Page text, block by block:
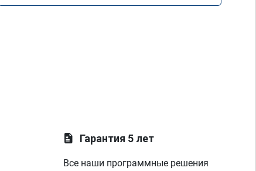
Гарантия 5 лет
Все наши программные решения